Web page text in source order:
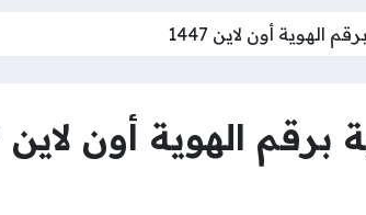
الهوية أون لاين 1447
الهوية أون لاين 1447